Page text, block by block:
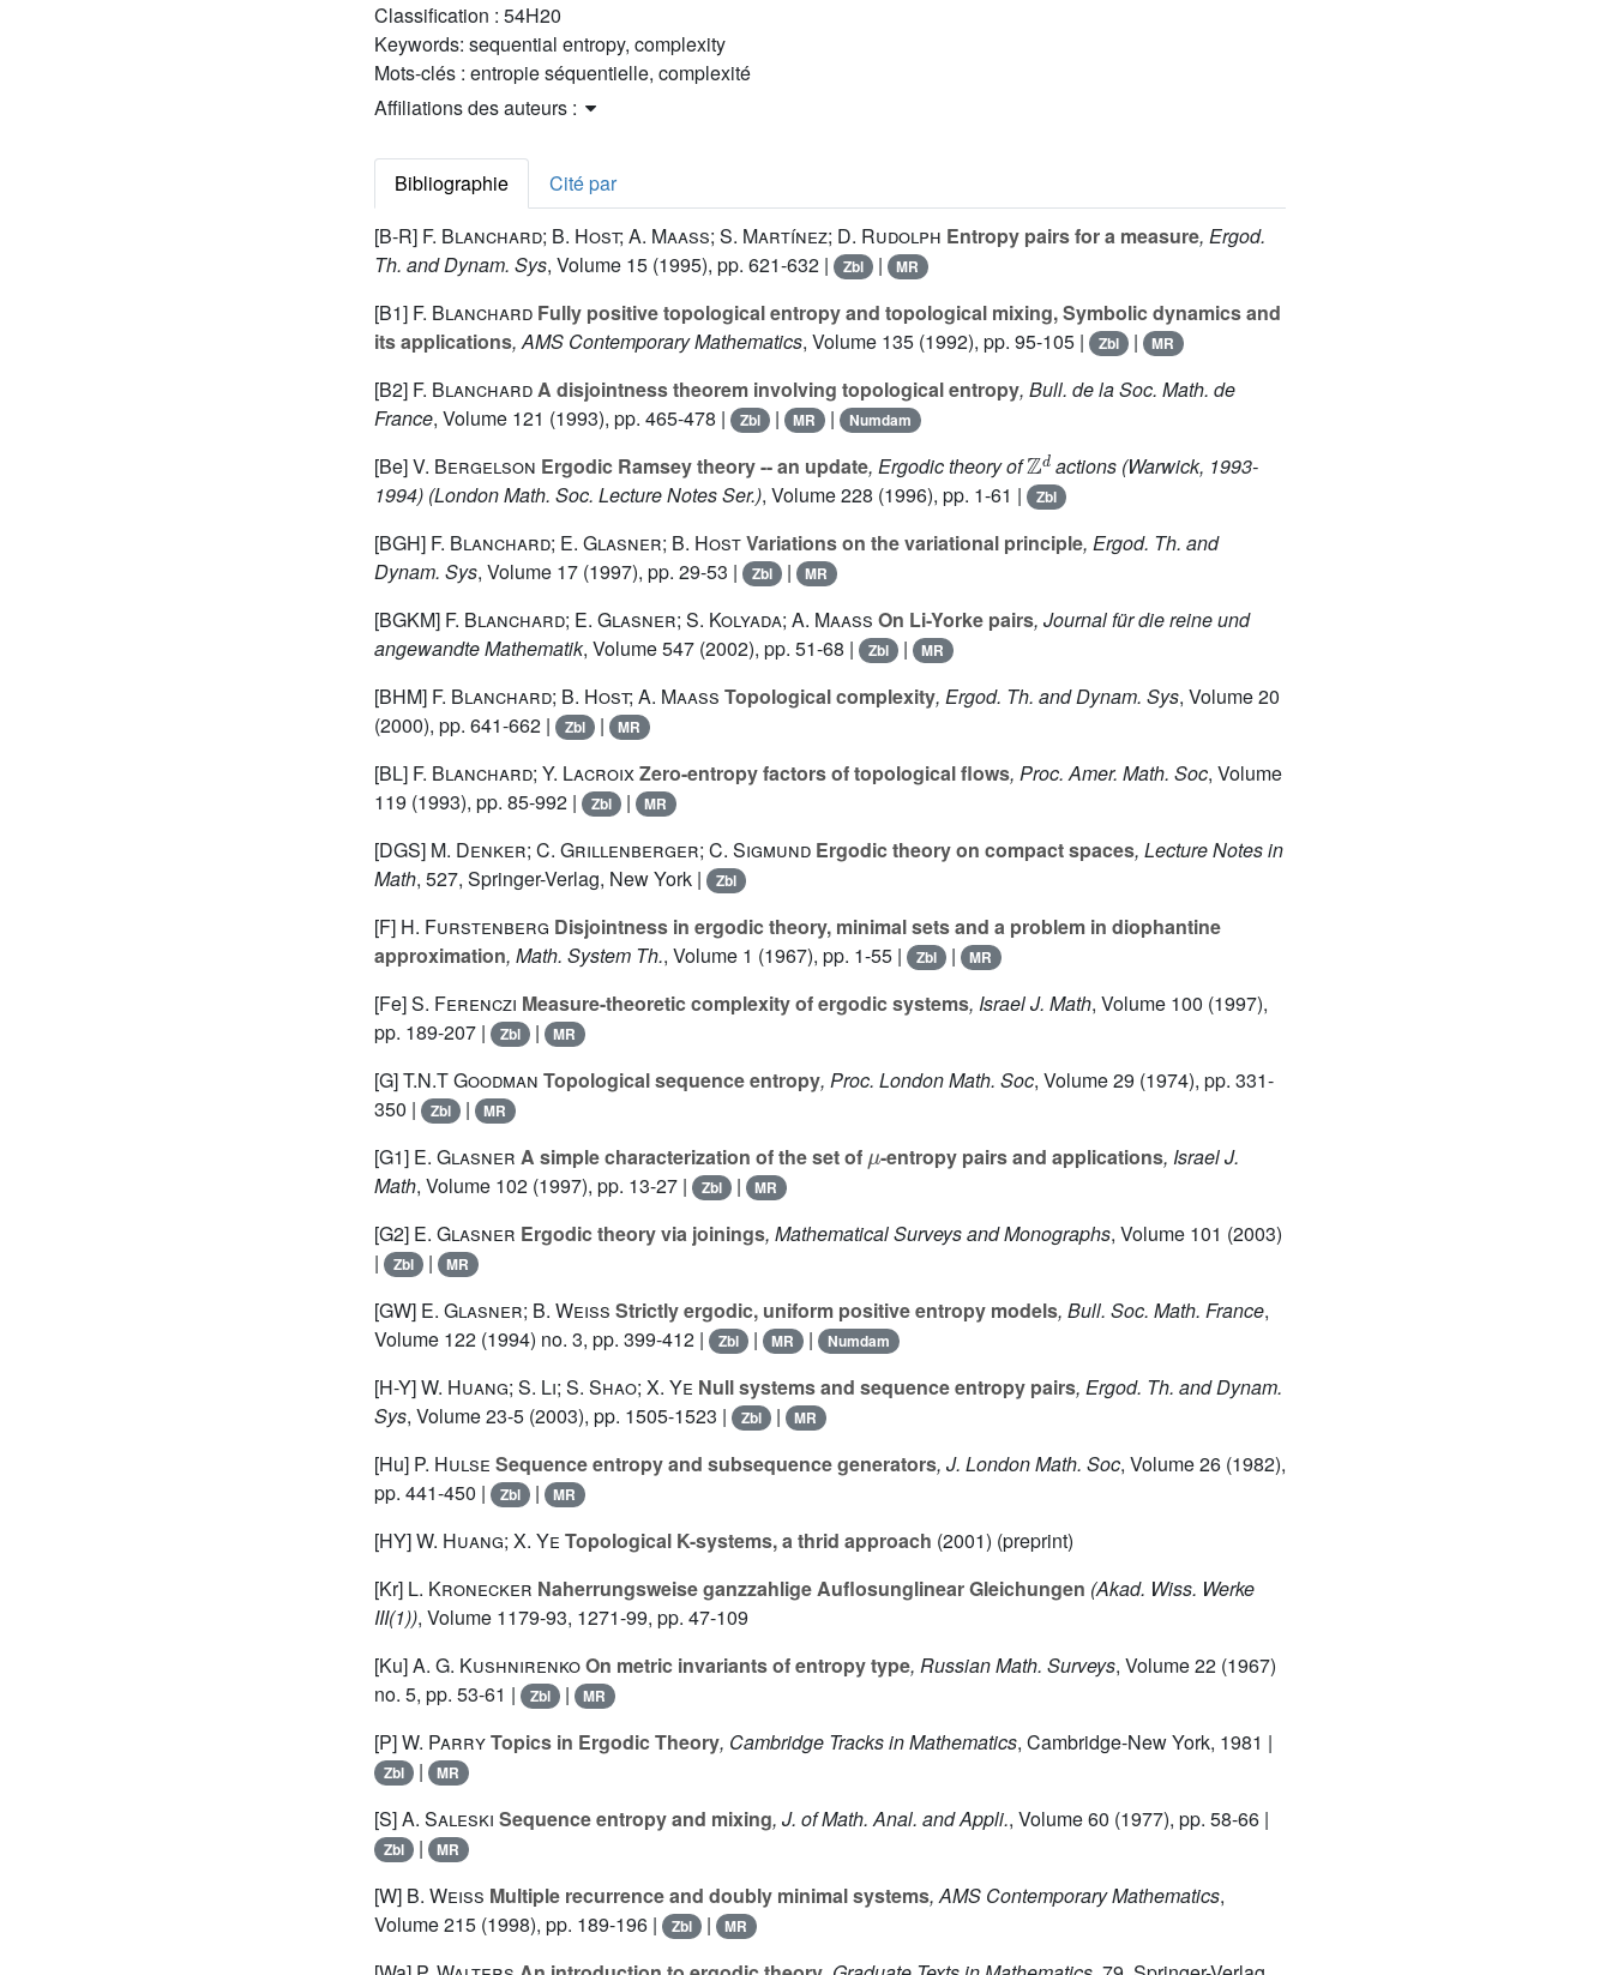
Classification : 54H20
Keywords: sequential entropy, complexity
Mots-clés : entropie séquentielle, complexité
Affiliations des auteurs :
Bibliographie
Cité par
[B-R] F. Blanchard; B. Host; A. Maass; S. Martínez; D. Rudolph Entropy pairs for a measure, Ergod.
Th. and Dynam. Sys, Volume 15 (1995), pp. 621-632 | Zbl | MR
[B1] F. Blanchard Fully positive topological entropy and topological mixing, Symbolic dynamics and
its applications, AMS Contemporary Mathematics, Volume 135 (1992), pp. 95-105 | Zbl | MR
[B2] F. BlanchardA disjointness theorem involving topological entropy, Bull. de la Soc. Math. de
France, Volume 121 (1993), pp. 465-478 | Zbl | MR | Numdam
[Be]V. Bergelson Ergodic Ramsey theory -- an update, Ergodic theory of
ℤd
actions (Warwick, 1993-
1994) (London Math. Soc. Lecture Notes Ser.), Volume 228 (1996), pp. 1-61 | Zbl
[BGH] F. Blanchard; E. Glasner; B. HostVariations on the variational principle, Ergod. Th. and
Dynam. Sys, Volume 17 (1997), pp. 29-53 | Zbl | MR
[BGKM] F. Blanchard; E. Glasner; S. Kolyada; A. Maass On Li-Yorke pairs, Journal für die reine und
angewandte Mathematik, Volume 547 (2002), pp. 51-68 | Zbl | MR
[BHM] F. Blanchard; B. Host; A. Maass Topological complexity, Ergod. Th. and Dynam. Sys, Volume 20
(2000), pp. 641-662 |
Zbl | MR
[BL] F. Blanchard; Y. LacroixZero-entropy factors of topological flows, Proc. Amer. Math. Soc, Volume
119 (1993), pp. 85-992 | Zbl | MR
[DGS] M. Denker; C. Grillenberger; C. Sigmund Ergodic theory on compact spaces, Lecture Notes in
Math, 527, Springer-Verlag, New York | Zbl
[F] H. Furstenberg Disjointness in ergodic theory, minimal sets and a problem in diophantine
approximation, Math. System Th., Volume 1 (1967), pp. 1-55 | Zbl | MR
[Fe]S. Ferenczi Measure-theoretic complexity of ergodic systems, Israel J. Math, Volume 100 (1997),
pp. 189-207 |
Zbl | MR
[G]T.N.T Goodman Topological sequence entropy, Proc. London Math. Soc, Volume 29 (1974), pp. 331-
350 |
Zbl | MR
[G1] E. Glasner A simple characterization of the set of -entropy pairs and applications, Israel J.
Math, Volume 102 (1997), pp. 13-27 | Zbl | MR
[G2] E. Glasner Ergodic theory via joinings, Mathematical Surveys and Monographs, Volume 101 (2003)
|
Zbl | MR
[GW] E. Glasner; B. Weiss Strictly ergodic, uniform positive entropy models, Bull. Soc. Math. France,
Volume 122 (1994) no. 3, pp. 399-412 | Zbl | MR | Numdam
[H-Y]W. Huang; S. Li; S. Shao; X. Ye Null systems and sequence entropy pairs, Ergod. Th. and Dynam.
Sys, Volume 23-5 (2003), pp. 1505-1523 | Zbl | MR
[Hu] P. Hulse Sequence entropy and subsequence generators, J. London Math. Soc, Volume 26 (1982),
pp. 441-450 |
Zbl | MR
[HY]W. Huang; X. Ye Topological K-systems, a thrid approach (2001) (preprint)
[Kr] L. Kronecker Naherrungsweise ganzzahlige Auflosunglinear Gleichungen (Akad. Wiss. Werke
III(1)), Volume 1179-93, 1271-99, pp. 47-109
[Ku]A. G. KushnirenkoOn metric invariants of entropy type, Russian Math. Surveys, Volume 22 (1967)
no. 5, pp. 53-61 |
Zbl | MR
[P]W. ParryTopics in Ergodic Theory, Cambridge Tracks in Mathematics, Cambridge-New York, 1981 |
Zbl | MR
[S]A. Saleski Sequence entropy and mixing, J. of Math. Anal. and Appli., Volume 60 (1977), pp. 58-66 |
Zbl | MR
[W] B. Weiss Multiple recurrence and doubly minimal systems, AMS Contemporary Mathematics,
Volume 215 (1998), pp. 189-196 | Zbl | MR